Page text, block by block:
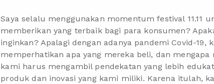
Saya selalu menggunakan momentum festival 11.11
memberikan yang terbaik bagi para konsumen?
inginkan? Apalagi dengan adanya pandemi Covid-
memperhatikan apa yang mereka beli, dan
kami harus mengambil pendekatan yang lebih
produk dan inovasi yang kami miliki. Karena itulah,